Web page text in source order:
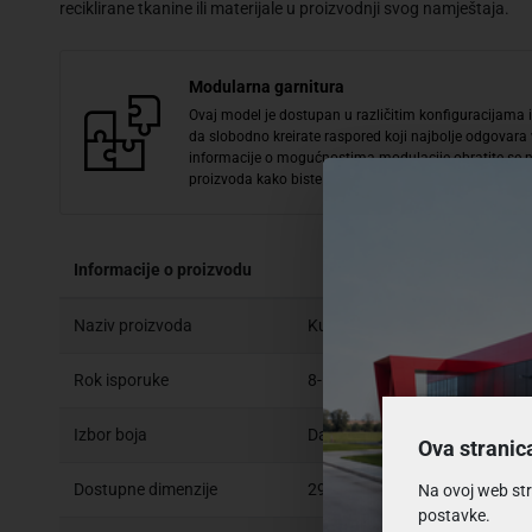
reciklirane tkanine ili materijale u proizvodnji svog namještaja.
Modularna garnitura
Ovaj model je dostupan u različitim
da slobodno kreirate raspored koji najbolje
informacije o mogućnostima modulacije obratite se
proizvoda kako biste saznali više.
Informacije o proizvodu
Naziv proizvoda Kutna garnitura Zurich L na
Rok isporuke 8-10 tjedana
Izbor boja Da
Dostupne dimenzije 292x219x42 cm; 219x292x42
Ova
Na ovoj web
postavke.